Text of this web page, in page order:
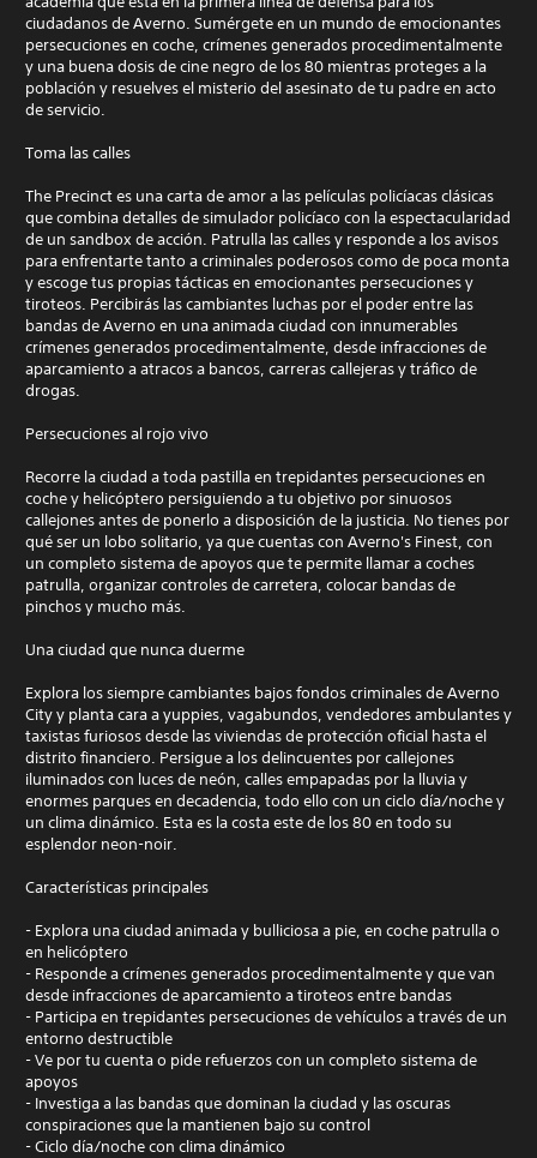
ciudadanos de Averno. Sumérgete en un mundo de emocionantes
persecuciones en coche, crímenes generados procedimentalmente
y una buena dosis de cine negro de los 80 mientras proteges a la
población y resuelves el misterio del asesinato de tu padre en acto
de servicio.
Toma las calles
The Precinct es una carta de amor a las películas policíacas clásicas
que combina detalles de simulador policíaco con la espectacularidad
de un sandbox de acción. Patrulla las calles y responde a los avisos
para enfrentarte tanto a criminales poderosos como de poca monta
y escoge tus propias tácticas en emocionantes persecuciones y
tiroteos. Percibirás las cambiantes luchas por el poder entre las
bandas de Averno en una animada ciudad con innumerables
crímenes generados procedimentalmente, desde infracciones de
aparcamiento a atracos a bancos, carreras callejeras y tráfico de
drogas.
Persecuciones al rojo vivo
Recorre la ciudad a toda pastilla en trepidantes persecuciones en
coche y helicóptero persiguiendo a tu objetivo por sinuosos
callejones antes de ponerlo a disposición de la justicia. No tienes por
qué ser un lobo solitario, ya que cuentas con Averno's Finest, con
un completo sistema de apoyos que te permite llamar a coches
patrulla, organizar controles de carretera, colocar bandas de
pinchos y mucho más.
Una ciudad que nunca duerme
Explora los siempre cambiantes bajos fondos criminales de Averno
City y planta cara a yuppies, vagabundos, vendedores ambulantes y
taxistas furiosos desde las viviendas de protección oficial hasta el
distrito financiero. Persigue a los delincuentes por callejones
iluminados con luces de neón, calles empapadas por la lluvia y
enormes parques en decadencia, todo ello con un ciclo día/noche y
un clima dinámico. Esta es la costa este de los 80 en todo su
esplendor neon-noir.
Características principales
- Explora una ciudad animada y bulliciosa a pie, en coche patrulla o
en helicóptero
- Responde a crímenes generados procedimentalmente y que van
desde infracciones de aparcamiento a tiroteos entre bandas
- Participa en trepidantes persecuciones de vehículos a través de un
entorno destructible
- Ve por tu cuenta o pide refuerzos con un completo sistema de
apoyos
- Investiga a las bandas que dominan la ciudad y las oscuras
conspiraciones que la mantienen bajo su control
- Ciclo día/noche con clima dinámico